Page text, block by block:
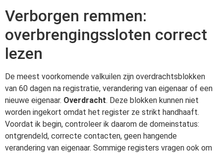
Verborgen remmen:
overbrengingssloten correct
lezen
De meest voorkomende valkuilen zijn overdrachtsblokken
van 60 dagen na registratie, verandering van eigenaar of een
nieuwe eigenaar. Overdracht. Deze blokken kunnen niet
worden ingekort omdat het register ze strikt handhaaft.
Voordat ik begin, controleer ik daarom de domeinstatus:
ontgrendeld, correcte contacten, geen hangende
verandering van eigenaar. Sommige registers vragen ook om